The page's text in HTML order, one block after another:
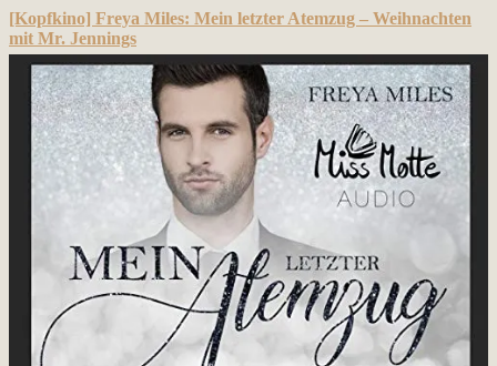
[Kopfkino] Freya Miles: Mein letzter Atemzug – Weihnachten
mit Mr. Jennings